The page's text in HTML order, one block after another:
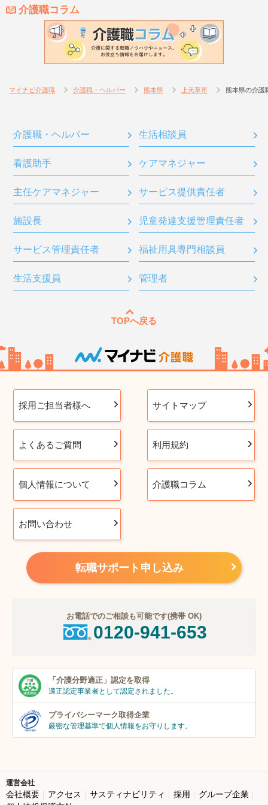
介護職コラム
マイナビ介護職 介護職・ヘルパー 熊本県 上天草市 熊本県の介護
介護職・ヘルパー 生活相談員
看護助手 ケアマネジャー
主任ケアマネジャー サービス提供責任者
施設長 児童発達支援管理責任者
サービス管理責任者 福祉用具専門相談員
生活支援員 管理者
TOPへ戻る
採用ご担当者様へ サイトマップ
よくあるご質問 利用規約
個人情報について 介護職コラム
お問い合わせ
転職サポート申し込み
お電話でのご相談も可能です(携帯 OK)
0120-941-653
「介護分野適正」 認定を取得
適正認定事業者として認定されました。
プライバシーマーク取得企業
厳密な管理基準で個人情報をお守りします。
運営会社
会社概要 アクセス サスティナビリティ 採用
グループ企業